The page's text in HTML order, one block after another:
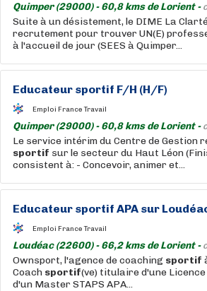
Quimper (29000) - 60,8 kms de Lorient -
Suite à un désistement, le DIME La
recrutement pour trouver UN(E)
à l'accueil de jour (SEES à Quimper...
Educateur sportif F/H (H/F)
Emploi France Travail
Quimper (29000) - 60,8 kms de Lorient -
Le service intérim du Centre de
sportif sur le secteur du Haut Léon
consistent à: - Concevoir, animer et...
Educateur sportif APA sur
Emploi France Travail
Loudéac (22600) - 66,2 kms de Lorient -
Ownsport, l'agence de coaching sportif
Coach sportif(ve) titulaire d'une
d'un Master STAPS APA...